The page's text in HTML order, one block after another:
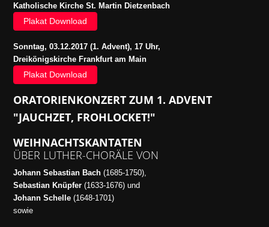
Katholische Kirche St. Martin Dietzenbach
Plakat Download
Sonntag, 03.12.2017 (1. Advent), 17 Uhr,
Dreikönigskirche Frankfurt am Main
Plakat Download
ORATORIENKONZERT ZUM 1. ADVENT
"JAUCHZET, FROHLOCKET!"
WEIHNACHTSKANTATEN
ÜBER LUTHER-CHORÄLE VON
Johann Sebastian Bach (1685-1750),
Sebastian Knüpfer (1633-1676) und
Johann Schelle (1648-1701)
sowie